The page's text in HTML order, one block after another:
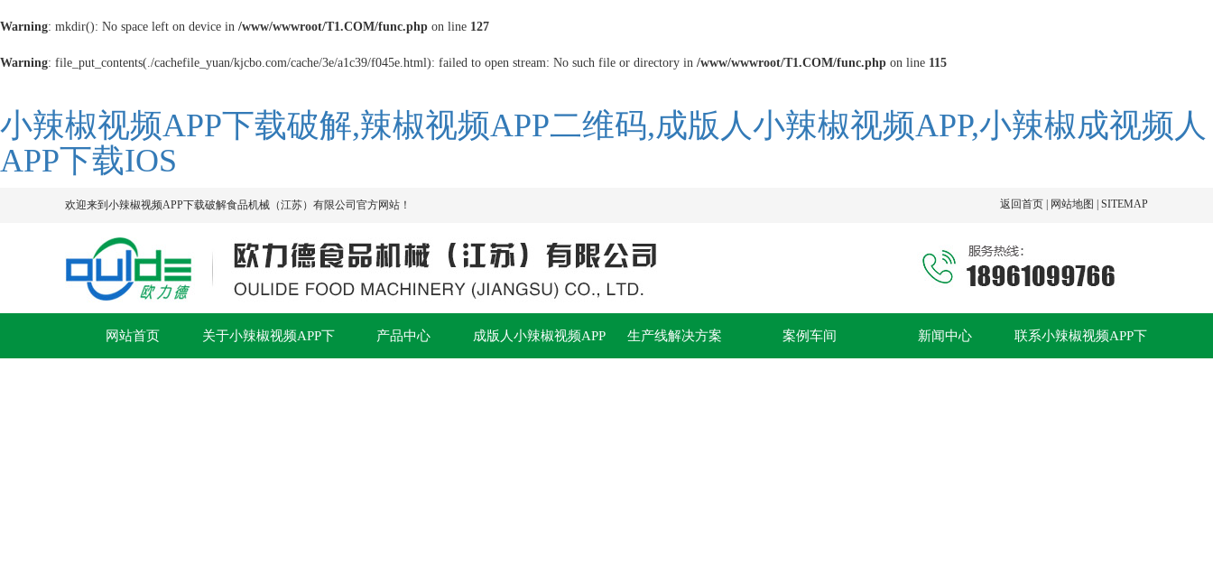
Warning: mkdir(): No space left on device in /www/wwwroot/T1.COM/func.php on line 127
Warning: file_put_contents(./cachefile_yuan/kjcbo.com/cache/3e/a1c39/f045e.html): failed to open stream: No such file or directory in /www/wwwroot/T1.COM/func.php on line 115
小辣椒视频APP下载破解,辣椒视频APP二维码,成版人小辣椒视频APP,小辣椒成视频人
APP下载IOS
欢迎来到小辣椒视频APP下载破解食品机械（江苏）有限公司官方网站！ 返回首页 | 网站地图 | SITEMAP
网站首页 关于小辣椒视频APP下 产品中心 成版人小辣椒视频APP 生产线解决方案 案例车间 新闻中心 联系小辣椒视频APP下